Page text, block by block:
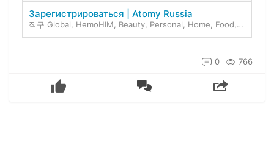
Зарегистрироваться | Atomy Russia
직구 Global, HemoHIM, Beauty, Personal, Home, Food, More
0 766